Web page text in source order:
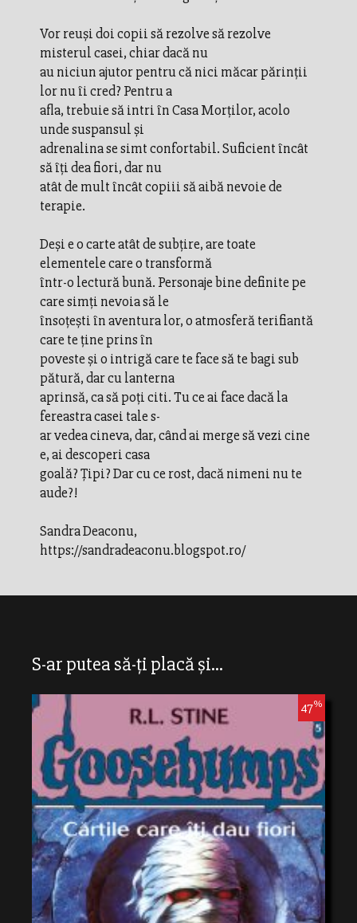
Vor reuși doi copii să rezolve să rezolve
misterul casei, chiar dacă nu
au niciun ajutor pentru că nici măcar părinții
lor nu îi cred? Pentru a
afla, trebuie să intri în Casa Morților, acolo
unde suspansul și
adrenalina se simt confortabil. Suficient încât
să îți dea fiori, dar nu
atât de mult încât copiii să aibă nevoie de
terapie.
Deși e o carte atât de subțire, are toate
elementele care o transformă
într-o lectură bună. Personaje bine definite pe
care simți nevoia să le
însoțești în aventura lor, o atmosferă terifiantă
care te ține prins în
poveste și o intrigă care te face să te bagi sub
pătură, dar cu lanterna
aprinsă, ca să poți citi. Tu ce ai face dacă la
fereastra casei tale s-
ar vedea cineva, dar, când ai merge să vezi cine
e, ai descoperi casa
goală? Țipi? Dar cu ce rost, dacă nimeni nu te
aude?!
Sandra Deaconu,
https://sandradeaconu.blogspot.ro/
S-ar putea să-ți placă și...
47%